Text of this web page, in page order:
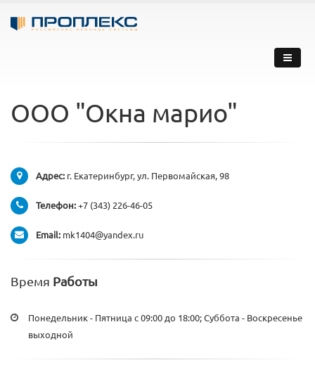
ООО "Окна марио"
Адрес: г. Екатеринбург, ул. Первомайская, 98
Телефон: +7 (343) 226-46-05
Email: mk1404@yandex.ru
Время Работы
Понедельник - Пятница с 09:00 до 18:00; Суббота - Воскресенье
выходной